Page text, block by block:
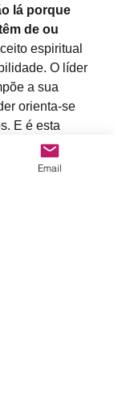
lá porque
de ou
espiritual
O líder
a sua
orienta-se
E é esta
qualidade de
de consenso
Email